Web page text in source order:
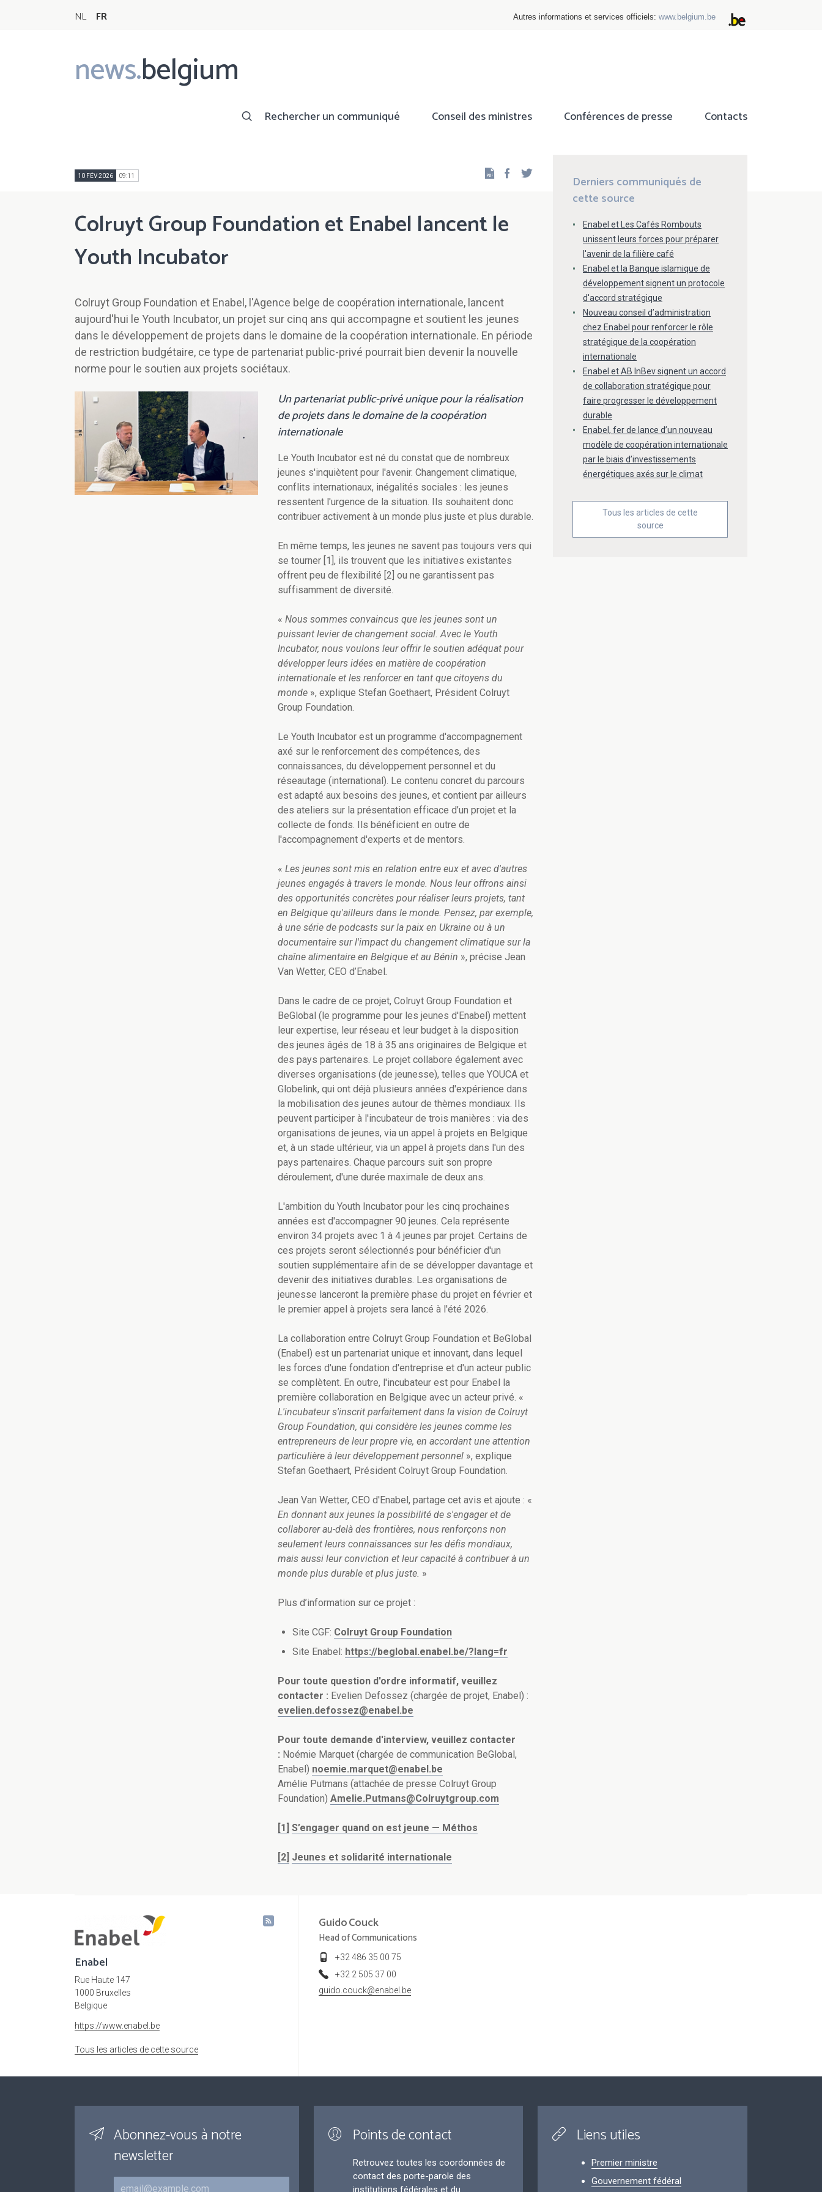
NL FR Autres informations et services officiels: www.belgium.be
news.belgium
Main
navigation
Rechercher un communiqué Conseil des ministres Conférences de presse Contacts
10 FÉV 2026 09:11 Facebook
Colruyt Group Foundation et Enabel lancent le
Youth Incubator
Colruyt Group Foundation et Enabel, l'Agence belge de coopération internationale, lancent
aujourd'hui le Youth Incubator, un projet sur cinq ans qui accompagne et soutient les jeunes
dans le développement de projets dans le domaine de la coopération internationale. En période
de restriction budgétaire, ce type de partenariat public-privé pourrait bien devenir la nouvelle
norme pour le soutien aux projets sociétaux.
Un partenariat public-privé unique pour la réalisation
de projets dans le domaine de la coopération
internationale
Le Youth Incubator est né du constat que de nombreux
jeunes s'inquiètent pour l'avenir. Changement climatique,
conflits internationaux, inégalités sociales : les jeunes
ressentent l'urgence de la situation. Ils souhaitent donc
contribuer activement à un monde plus juste et plus durable.
En même temps, les jeunes ne savent pas toujours vers qui
se tourner [1], ils trouvent que les initiatives existantes
offrent peu de flexibilité [2] ou ne garantissent pas
suffisamment de diversité.
« Nous sommes convaincus que les jeunes sont un
puissant levier de changement social. Avec le Youth
Incubator, nous voulons leur offrir le soutien adéquat pour
développer leurs idées en matière de coopération
internationale et les renforcer en tant que citoyens du
monde », explique Stefan Goethaert, Président Colruyt
Group Foundation.
Le Youth Incubator est un programme d'accompagnement
axé sur le renforcement des compétences, des
connaissances, du développement personnel et du
réseautage (international). Le contenu concret du parcours
est adapté aux besoins des jeunes, et contient par ailleurs
des ateliers sur la présentation efficace d’un projet et la
collecte de fonds. Ils bénéficient en outre de
l'accompagnement d'experts et de mentors.
« Les jeunes sont mis en relation entre eux et avec d'autres
jeunes engagés à travers le monde. Nous leur offrons ainsi
des opportunités concrètes pour réaliser leurs projets, tant
en Belgique qu'ailleurs dans le monde. Pensez, par exemple,
à une série de podcasts sur la paix en Ukraine ou à un
documentaire sur l'impact du changement climatique sur la
chaîne alimentaire en Belgique et au Bénin », précise Jean
Van Wetter, CEO d’Enabel .
Dans le cadre de ce projet, Colruyt Group Foundation et
BeGlobal (le programme pour les jeunes d'Enabel) mettent
leur expertise, leur réseau et leur budget à la disposition
des jeunes âgés de 18 à 35 ans originaires de Belgique et
des pays partenaires. Le projet collabore également avec
diverses organisations (de jeunesse), telles que YOUCA et
Globelink, qui ont déjà plusieurs années d'expérience dans
la mobilisation des jeunes autour de thèmes mondiaux. Ils
peuvent participer à l'incubateur de trois manières : via des
organisations de jeunes, via un appel à projets en Belgique
et, à un stade ultérieur, via un appel à projets dans l'un des
pays partenaires. Chaque parcours suit son propre
déroulement, d'une durée maximale de deux ans.
L'ambition du Youth Incubator pour les cinq prochaines
années est d'accompagner 90 jeunes. Cela représente
environ 34 projets avec 1 à 4 jeunes par projet. Certains de
ces projets seront sélectionnés pour bénéficier d'un
soutien supplémentaire afin de se développer davantage et
devenir des initiatives durables. Les organisations de
jeunesse lanceront la première phase du projet en février et
le premier appel à projets sera lancé à l'été 2026.
La collaboration entre Colruyt Group Foundation et BeGlobal
(Enabel) est un partenariat unique et innovant, dans lequel
les forces d'une fondation d'entreprise et d'un acteur public
se complètent. En outre, l'incubateur est pour Enabel la
première collaboration en Belgique avec un acteur privé. «
L'incubateur s'inscrit parfaitement dans la vision de Colruyt
Group Foundation, qui considère les jeunes comme les
entrepreneurs de leur propre vie, en accordant une attention
particulière à leur développement personnel », explique
Stefan Goethaert, Président Colruyt Group Foundation.
Jean Van Wetter, CEO d'Enabel, partage cet avis et ajoute : «
En donnant aux jeunes la possibilité de s'engager et de
collaborer au-delà des frontières, nous renforçons non
seulement leurs connaissances sur les défis mondiaux,
mais aussi leur conviction et leur capacité à contribuer à un
monde plus durable et plus juste. »
Plus d’information sur ce projet :
Site CGF: Colruyt Group Foundation
Site Enabel: https://beglobal.enabel.be/?lang=fr
Pour toute question d'ordre informatif, veuillez
contacter : Evelien Defossez (chargée de projet, Enabel) :
evelien.defossez@enabel.be
Pour toute demande d'interview, veuillez contacter
: Noémie Marquet (chargée de communication BeGlobal,
Enabel) noemie.marquet@enabel.be
Amélie Putmans (attachée de presse Colruyt Group
Foundation) Amelie.Putmans@Colruytgroup.com
[1] S’engager quand on est jeune — Méthos
[2] Jeunes et solidarité internationale
Derniers communiqués de
cette source
Enabel et Les Cafés Rombouts
unissent leurs forces pour préparer
l'avenir de la filière café
Enabel et la Banque islamique de
développement signent un protocole
d'accord stratégique
Nouveau conseil d’administration
chez Enabel pour renforcer le rôle
stratégique de la coopération
internationale
Enabel et AB InBev signent un accord
de collaboration stratégique pour
faire progresser le développement
durable
Enabel, fer de lance d’un nouveau
modèle de coopération internationale
par le biais d’investissements
énergétiques axés sur le climat
Tous les articles de cette
source
Enabel
Rue Haute 147
1000 Bruxelles
Belgique
https://www.enabel.be
Tous les articles de cette source
GuidoCouck
Head of Communications
+32 486 35 00 75
+32 2 505 37 00
guido.couck@enabel.be
Abonnez-vous à notre
newsletter
Courriel
Points de contact
Retrouvez toutes les coordonnées de
contact des porte-parole des
institutions fédérales et du
Liens utiles
Premier ministre
Gouvernement fédéral